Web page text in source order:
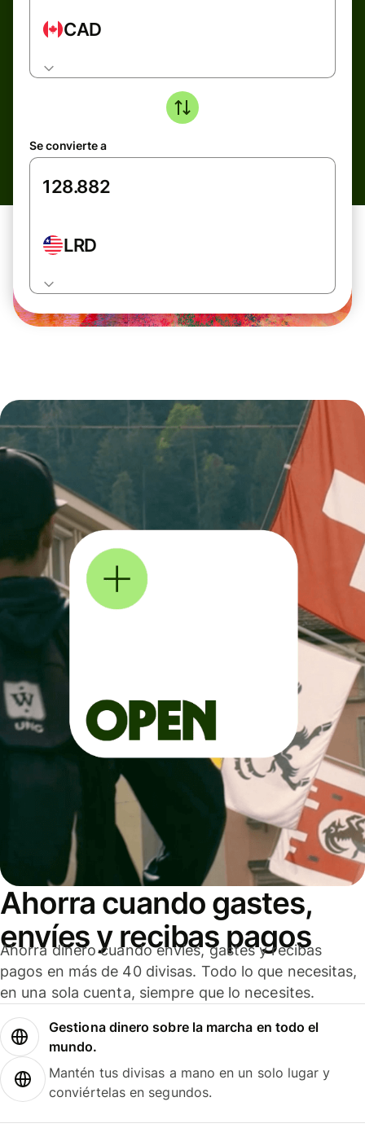
CAD
Se convierte a
LRD
Ahorra cuando gastes,
envíes y recibas pagos
Ahorra dinero cuando envíes, gastes y recibas
pagos en más de 40 divisas. Todo lo que necesitas,
en una sola cuenta, siempre que lo necesites.
Gestiona dinero sobre la marcha en todo el
mundo.
Mantén tus divisas a mano en un solo lugar y
conviértelas en segundos.